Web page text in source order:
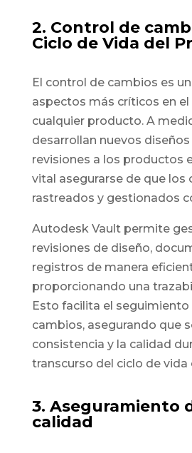
2. Control de
Ciclo de Vida del
El control de cambios es
aspectos más críticos en
cualquier producto. A
desarrollan nuevos diseños
revisiones a los productos
vital asegurarse de que los
rastreados y gestionados
Autodesk Vault permite
revisiones de diseño,
registros de manera
proporcionando una
Esto facilita el
cambios, asegurando que
consistencia y la calidad
transcurso del ciclo de
3. Aseguramiento
calidad